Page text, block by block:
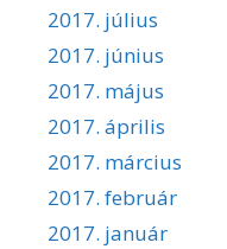
2017. július
2017. június
2017. május
2017. április
2017. március
2017. február
2017. január